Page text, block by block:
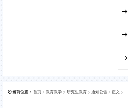
当前位置： 首页 > 教育教学 > 研究生教育 > 通知公告 > 正文 >